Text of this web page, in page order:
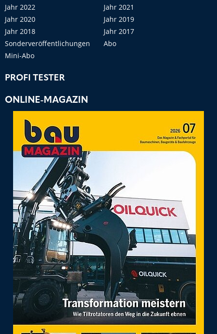
Jahr 2022
Jahr 2021
Jahr 2020
Jahr 2019
Jahr 2018
Jahr 2017
Sonderveröffentlichungen
Abo
Mini-Abo
PROFI TESTER
ONLINE-MAGAZIN